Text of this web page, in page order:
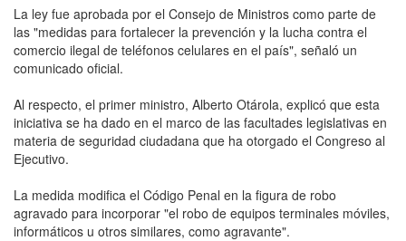
La ley fue aprobada por el Consejo de Ministros como parte de
las "medidas para fortalecer la prevención y la lucha contra el
comercio ilegal de teléfonos celulares en el país", señaló un
comunicado oficial.
Al respecto, el primer ministro, Alberto Otárola, explicó que esta
iniciativa se ha dado en el marco de las facultades legislativas en
materia de seguridad ciudadana que ha otorgado el Congreso al
Ejecutivo.
La medida modifica el Código Penal en la figura de robo
agravado para incorporar "el robo de equipos terminales móviles,
informáticos u otros similares, como agravante".